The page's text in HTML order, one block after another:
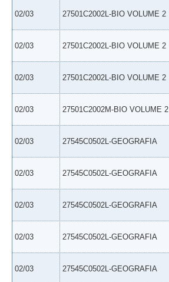
02/03 27501C2002L-BIO VOLUME 2
02/03 27501C2002L-BIO VOLUME 2
02/03 27501C2002L-BIO VOLUME 2
02/03 27501C2002M-BIO VOLUME 2
02/03 27545C0502L-GEOGRAFIA
02/03 27545C0502L-GEOGRAFIA
02/03 27545C0502L-GEOGRAFIA
02/03 27545C0502L-GEOGRAFIA
02/03 27545C0502L-GEOGRAFIA